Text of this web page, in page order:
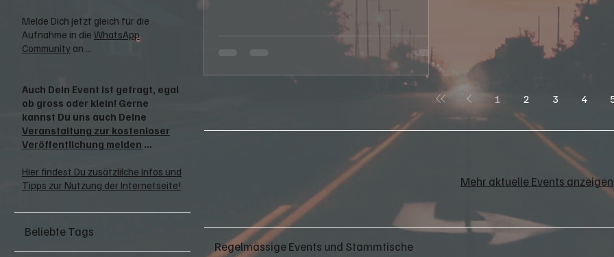
Melde Dich jetzt gleich für die
Aufnahme in die WhatsApp
Communityan ...
Auch Dein Event ist gefragt, egal
ob gross oder klein! Gerne
kannst Du uns auch Deine
Veranstaltung zur kostenloser
Veröffentlichung melden ...
Hier findest Du zusätzlilche Infos und
Tipps zur Nutzung der Internetseite!
Beliebte Tags
1 2 3 4
Mehr aktuelle Events anzeigen
Regelmässige Events und Stammtische